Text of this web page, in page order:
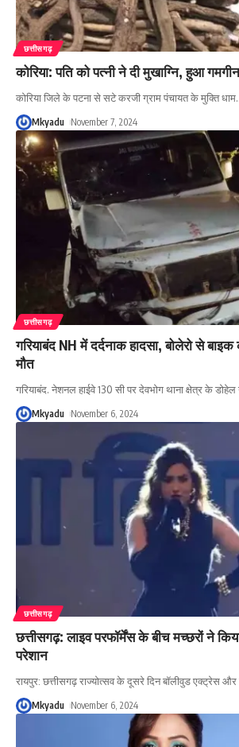
छत्तीसगढ़
कोरिया: पति को पत्नी ने दी मुखाग्नि, हुआ
कोरिया जिले के पटना से सटे करजी ग्राम पंचायत के मुक्ति धाम
Mkyadu November 7, 2024
छत्तीसगढ़
गरियाबंद NH में दर्दनाक हादसा, बोलेरो से
मौत
गरियाबंद. नेशनल हाईवे 130 सी पर देवभोग थाना क्षेत्र के डोहेल
Mkyadu November 6, 2024
छत्तीसगढ़
छत्तीसगढ़: लाइव परफॉर्मेंस के बीच मच्छरों ने
परेशान
रायपुर: छत्तीसगढ़ राज्योत्सव के दूसरे दिन बॉलीवुड एक्ट्रेस और
Mkyadu November 6, 2024